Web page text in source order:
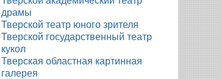
драмы
Тверской театр юного зрителя
Тверской государственный театр
кукол
Тверская областная картинная
галерея